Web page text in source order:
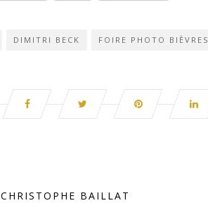
DIMITRI BECK FOIRE PHOTO BIÈVRES
CHRISTOPHE BAILLAT